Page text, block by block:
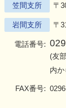
笠間支所 〒
岩間支所 〒
電話番号:
(友
内
FAX番号: